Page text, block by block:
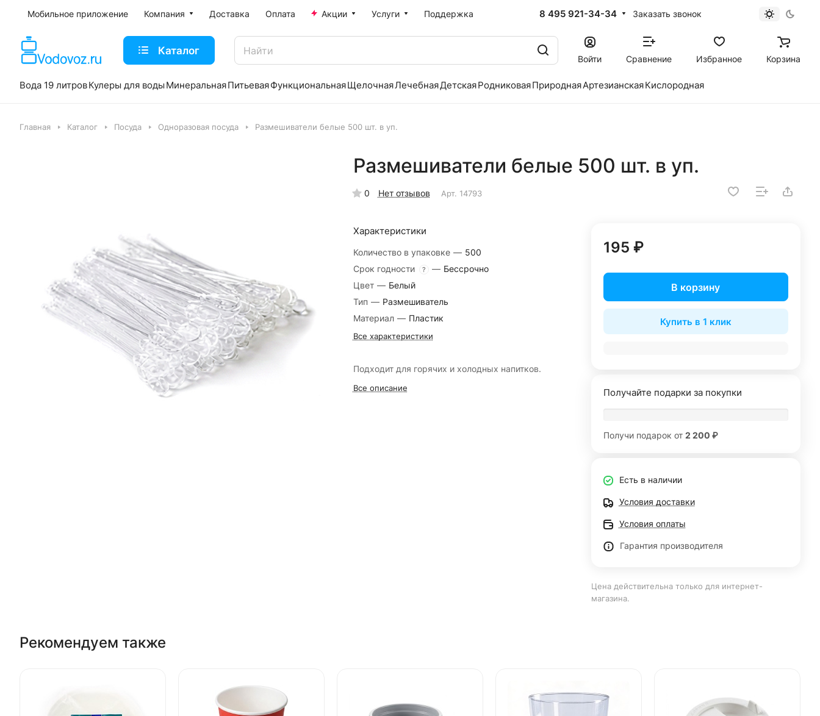
Мобильное приложение Компания Доставка Оплата Акции Услуги Поддержка 8 495 921-34-34 Заказать звонок
Каталог
Войти Сравнение Избранное Корзина
Вода 19 литровКулеры для воды МинеральнаяПитьеваяФункциональнаяЩелочнаяЛечебнаяДетскаяРодниковаяПрироднаяАртезианскаяКислородная
Главная Каталог Посуда Одноразовая посуда Размешиватели белые 500 шт. в уп.
Размешиватели белые 500 шт. в уп.
0 Нет отзывов Арт. 14793
Характеристики
Количество в упаковке — 500
Срок годности
? — Бессрочно
Цвет — Белый
Тип — Размешиватель
Материал — Пластик
Все характеристики
Подходит для горячих и холодных напитков.
Все описание
195 ₽
В корзину
Купить в 1 клик
Получайте подарки за покупки
Получи подарок от 2 200 ₽
Есть в наличии
Условия доставки
Условия оплаты
Гарантия производителя
Цена действительна только для интернет-
магазина.
Рекомендуем также